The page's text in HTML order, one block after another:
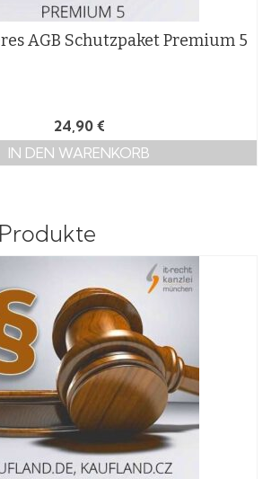
AGB Schutzpaket Premium 5
24,90 €
IN DEN WARENKORB